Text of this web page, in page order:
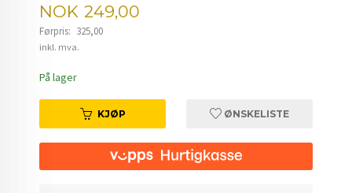
Tilbud
NOK 249,00
Førpris: 325,00
Rabatt
inkl. mva.
På lager
KJØP ØNSKELISTE